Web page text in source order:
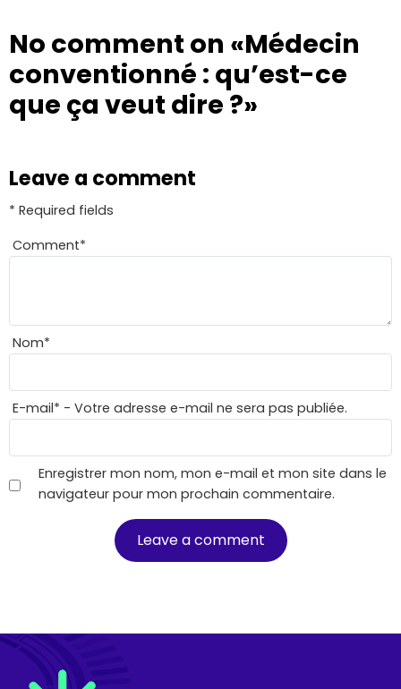
No comment on «Médecin
conventionné : qu’est-ce
que ça veut dire ?»
Leave a comment
* Required fields
Comment*
Nom*
E-mail* - Votre adresse e-mail ne sera pas publiée.
Enregistrer mon nom, mon e-mail et mon site dans le
navigateur pour mon prochain commentaire.